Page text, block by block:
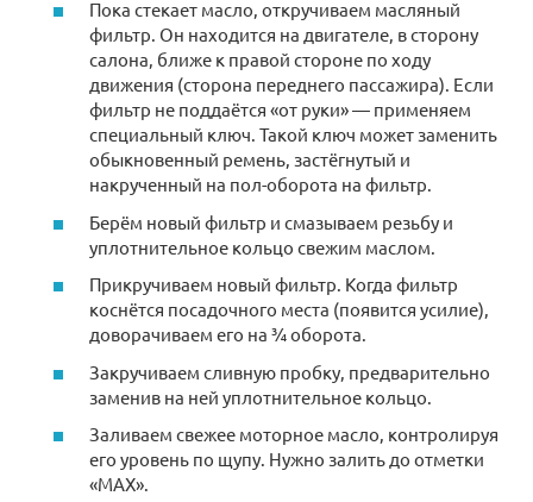
Пока стекает масло, откручиваем масляный
фильтр. Он находится на двигателе, в сторону
салона, ближе к правой стороне по ходу
движения (сторона переднего пассажира). Если
фильтр не поддаётся «от руки» — применяем
специальный ключ. Такой ключ может заменить
обыкновенный ремень, застёгнутый и
накрученный на пол-оборота на фильтр.
Берём новый фильтр и смазываем резьбу и
уплотнительное кольцо свежим маслом.
Прикручиваем новый фильтр. Когда фильтр
коснётся посадочного места (появится усилие),
доворачиваем его на ¾ оборота.
Закручиваем сливную пробку, предварительно
заменив на ней уплотнительное кольцо.
Заливаем свежее моторное масло, контролируя
его уровень по щупу. Нужно залить до отметки
«МАХ».